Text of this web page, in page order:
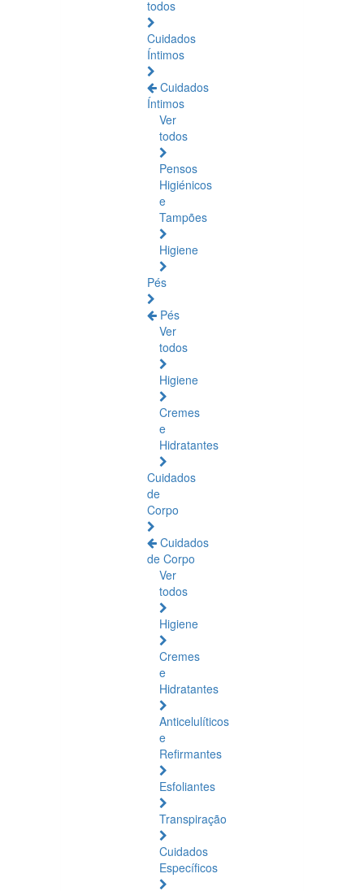
todos
Cuidados
Íntimos
Cuidados
Íntimos
Ver
todos
Pensos
Higiénicos
e
Tampões
Higiene
Pés
Pés
Ver
todos
Higiene
Cremes
e
Hidratantes
Cuidados
de
Corpo
Cuidados
de Corpo
Ver
todos
Higiene
Cremes
e
Hidratantes
Anticelulíticos
e
Refirmantes
Esfoliantes
Transpiração
Cuidados
Específicos